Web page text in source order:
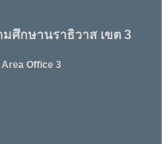
ศึกษานราธิวาส เขต 3
Office 3